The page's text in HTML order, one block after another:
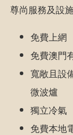
尊尚服務及設
免費上網
免費澳門
寬敞且設
微波爐
獨立冷氣
免費本地